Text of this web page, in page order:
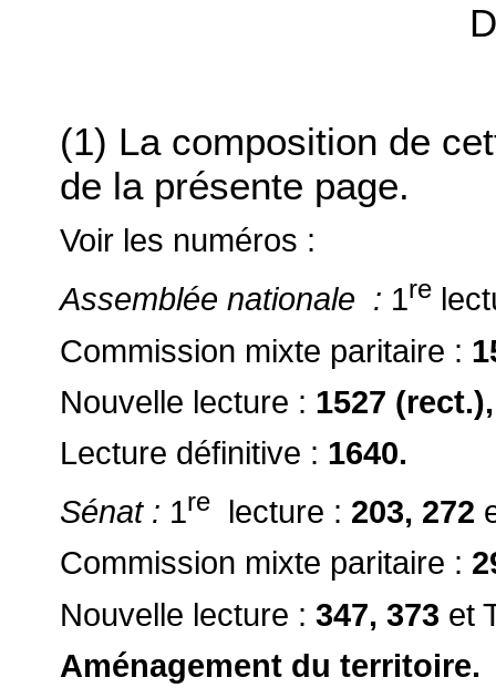
(1) La composition de
de la présente page.
Voir les numéros :
Assemblée nationale : 1re
Commission mixte paritaire :
Nouvelle lecture : 1527
Lecture définitive : 1640.
Sénat : 1re lecture : 203, 272
Commission mixte paritaire :
Nouvelle lecture : 347, 373 et
Aménagement du territoire.